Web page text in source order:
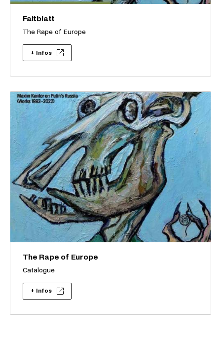
Faltblatt
The Rape of Europe
+ Infos
The Rape of Europe
Catalogue
+ Infos